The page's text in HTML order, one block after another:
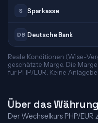
S Sparkasse
DB Deutsche Bank
Reale Konditionen (Wise-
geschätzte Marge. Die
für PHP/EUR. Keine
Über das
Der Wechselkurs PHP/